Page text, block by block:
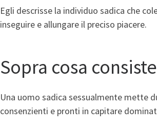
Egli descrisse la individuo sadica che
inseguire e allungare il preciso piacere.
Sopra cosa
Una uomo sadica sessualmente mette
consenzienti e pronti in capitare